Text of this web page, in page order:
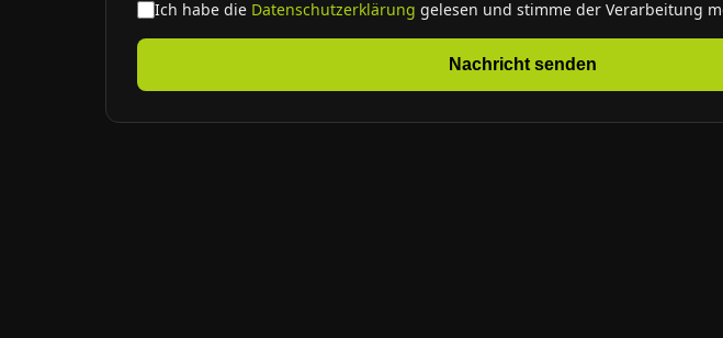
Ich habe die Datenschutzerklärung gelesen und stimme der Verarbeitung
Nachricht senden